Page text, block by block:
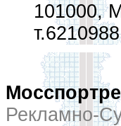
101000,
Рекламно-